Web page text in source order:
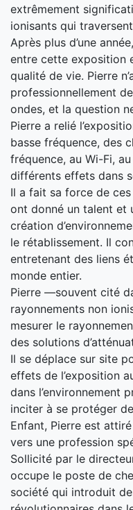
extrêmement
ionisants qui
Après plus d’une
entre cette exposition
qualité de vie. Pierre
professionnellement
ondes, et la question
Pierre a relié
basse fréquence, des
fréquence, au Wi-Fi,
différents effets dans
Il a fait sa force de
ont donné un talent et
création
le rétablissement. Il
entretenant des liens
monde entier.
Pierre —souvent cité
rayonnements non
mesurer le
des solutions
Il se déplace sur site
effets de l’exposition
dans l’environnement
inciter à se protéger
Enfant, Pierre est
vers une profession
Sollicité par le
occupe le poste de
société qui introduit